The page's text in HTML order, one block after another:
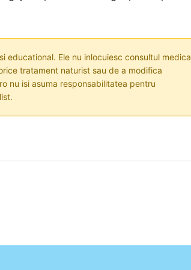
Ele nu inlocuiesc consultul
tratament naturist sau de a modifica
nu isi asuma responsabilitatea pentru